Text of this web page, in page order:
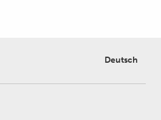
Deutsch